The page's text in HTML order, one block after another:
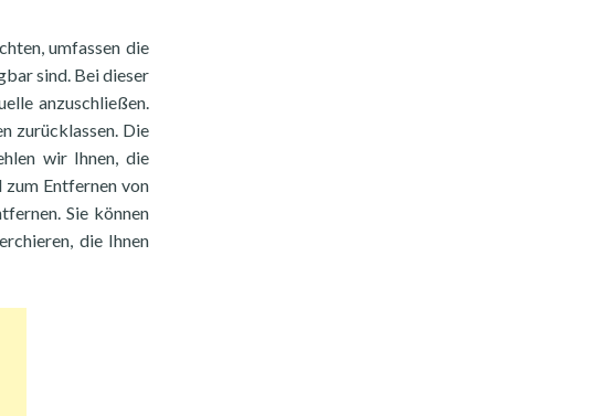
umfassen die
sind. Bei dieser
anzuschließen.
zurücklassen. Die
wir Ihnen, die
Entfernen von
Sie können
die Ihnen